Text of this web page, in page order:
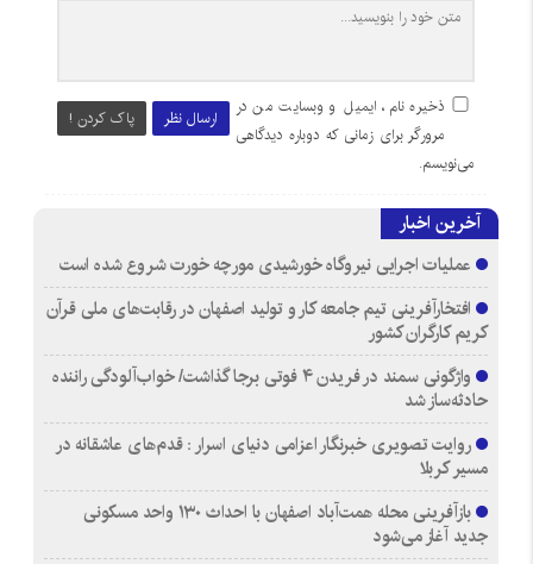
ارسال نظر پاک کردن !
ذخیره نام، ایمیل و وبسایت من در
مرورگر برای زمانی که دوباره دیدگاهی
می‌نویسم.
آخرین اخبار
عملیات اجرایی نیروگاه خورشیدی مورچه خورت شروع شده است
افتخارآفرینی تیم جامعه کار و تولید اصفهان در رقابت‌های ملی قرآن
کریم کارگران کشور
واژگونی سمند در فریدن ۴ فوتی برجا گذاشت/ خواب‌آلودگی راننده
حادثه‌ساز شد
روایت تصویری خبرنگار اعزامی دنیای اسرار : قدم‌های عاشقانه در
مسیر کربلا
بازآفرینی محله همت‌آباد اصفهان با احداث ۱۳۰ واحد مسکونی
جدید آغاز می‌شود